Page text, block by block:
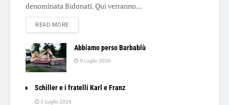
denominata Bidonati. Qui verranno...
READ MOREDETAILS
Abbiamo perso Barbablù
9 Luglio 2026
Schiller e i fratelli Karl e Franz
3 Luglio 2026